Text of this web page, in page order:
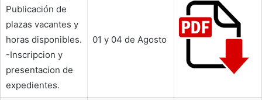
Publicación de
plazas vacantes y
horas disponibles.
-Inscripcion y
presentacion de
expedientes.
01 y 04 de Agosto